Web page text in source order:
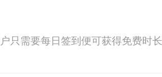
只需要每日签到便可获得免费时